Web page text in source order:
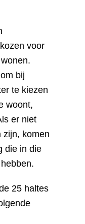
voor
bij
te kiezen
woont,
er niet
zijn, komen
die in die
25 haltes